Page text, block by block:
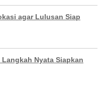
agar Lulusan Siap
Nyata Siapkan